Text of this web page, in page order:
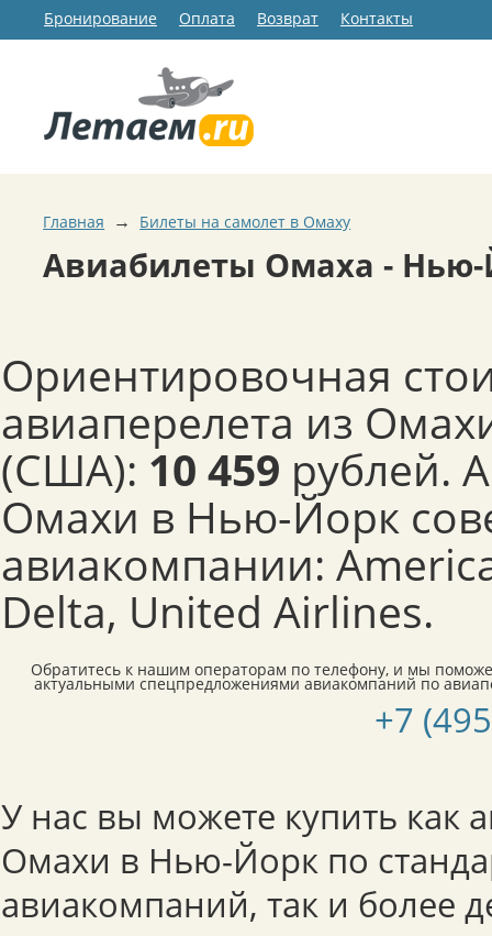
Бронирование Оплата Возврат Контакты
Главная → Билеты на самолет в Омаху
Авиабилеты Омаха -
Ориентировочная
авиаперелета из
(США): 10 459 рублей.
Омахи в Нью-Йорк
авиакомпании:
Delta, United Airlines.
Обратитесь к нашим операторам по телефону, и мы
актуальными спецпредложениями авиакомпаний по
+7
У нас вы можете купить как
Омахи в Нью-Йорк по
авиакомпаний, так и более